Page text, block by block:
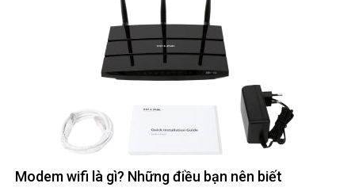
Modem wifi là gì? Những điều bạn nên biết